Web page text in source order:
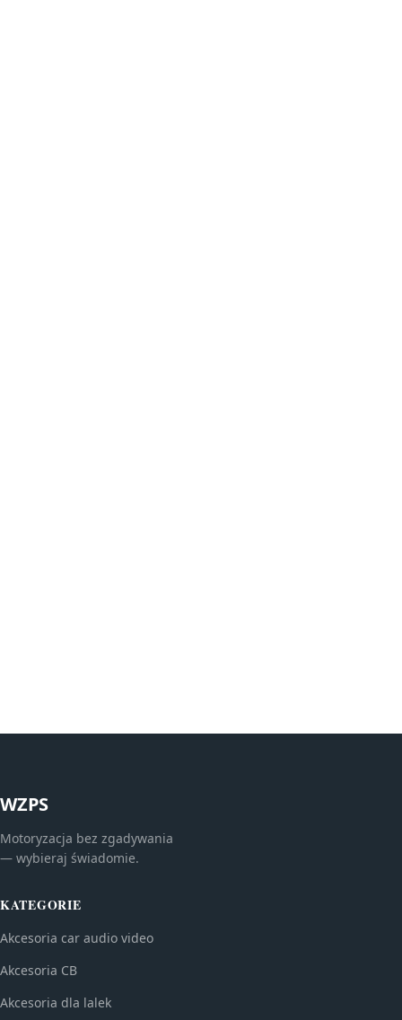
WZPS
Motoryzacja bez zgadywania
— wybieraj świadomie.
KATEGORIE
Akcesoria car audio video
Akcesoria CB
Akcesoria dla lalek